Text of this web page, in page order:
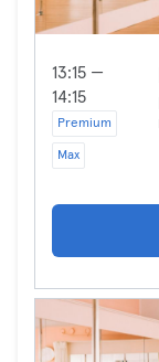
13:15 —
14:15
Premium
Max